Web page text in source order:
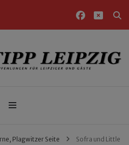
für Leipziger und Gäste
Plagwitzer Seite
Sofra und Little